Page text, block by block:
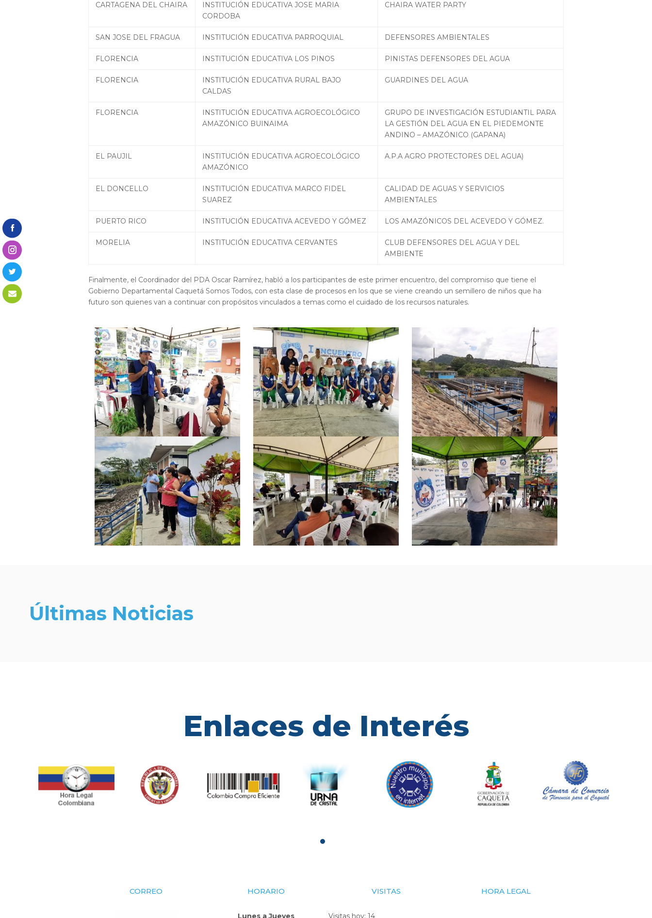
CARTAGENA DEL CHAIRA
INSTITUCIÓN EDUCATIVA JOSE MARIA
CORDOBA
CHAIRA WATER PARTY
SAN JOSE DEL FRAGUA INSTITUCIÓN EDUCATIVA PARROQUIAL DEFENSORES AMBIENTALES
FLORENCIA INSTITUCIÓN EDUCATIVA LOS PINOS PINISTAS DEFENSORES DEL AGUA
FLORENCIA
INSTITUCIÓN EDUCATIVA RURAL BAJO
CALDAS
GUARDINES DEL AGUA
FLORENCIA
INSTITUCIÓN EDUCATIVA AGROECOLÓGICO
AMAZÓNICO BUINAIMA
GRUPO DE INVESTIGACIÓN ESTUDIANTIL PARA
LA GESTIÓN DEL AGUA EN EL PIEDEMONTE
ANDINO – AMAZÓNICO (GAPANA)
EL PAUJIL
INSTITUCIÓN EDUCATIVA AGROECOLÓGICO
AMAZÓNICO
A.P.A AGRO PROTECTORES DEL AGUA)
EL DONCELLO
INSTITUCIÓN EDUCATIVA MARCO FIDEL
SUAREZ
CALIDAD DE AGUAS Y SERVICIOS
AMBIENTALES
PUERTO RICO INSTITUCIÓN EDUCATIVA ACEVEDO Y GÓMEZ LOS AMAZÓNICOS DEL ACEVEDO Y GÓMEZ.
MORELIA INSTITUCIÓN EDUCATIVA CERVANTES
CLUB DEFENSORES DEL AGUA Y DEL
AMBIENTE
Finalmente, el Coordinador del PDA Oscar Ramírez, habló a los participantes de este primer encuentro, del compromiso que tiene el
Gobierno Departamental Caquetá Somos Todos, con esta clase de procesos en los que se viene creando un semillero de niños que ha
futuro son quienes van a continuar con propósitos vinculados a temas como el cuidado de los recursos naturales.
Últimas Noticias
Enlaces de Interés
CORREO HORARIO
Lunes a Jueves
VISITAS
Visitas hoy: 14
HORA LEGAL